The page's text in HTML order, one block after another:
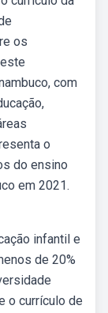
os
com
o
do ensino
em 2021.
infantil e
de 20%
o currículo de